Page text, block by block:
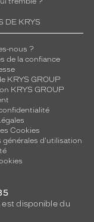
DE KRYS
nous ?
de la confiance
KRYS GROUP
KRYS GROUP
Cookies
générales d'utilisation
est disponible du